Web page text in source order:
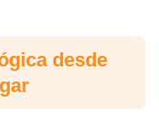
desde